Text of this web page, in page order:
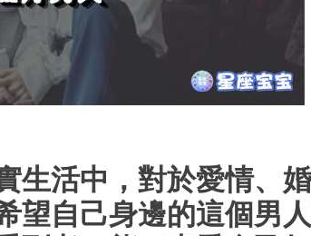
生活中，對於愛情、
望自己身邊的這個男